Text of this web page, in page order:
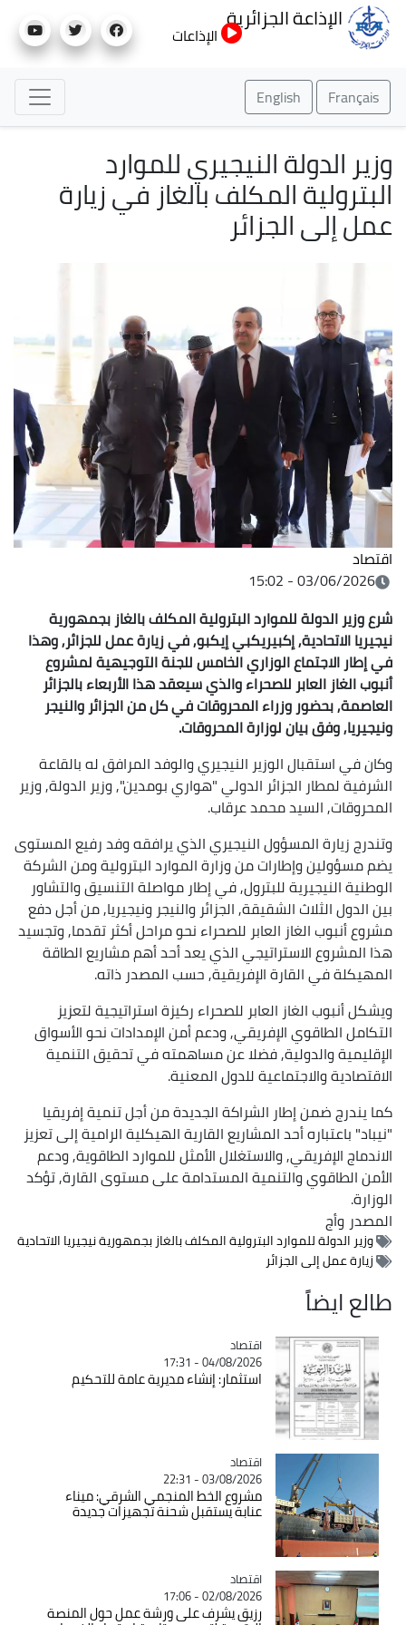
إلى
الإذاعة الجزائرية
الإذاعات
Français
English
وزير الدولة النيجيري للموارد
البترولية المكلف بالغاز في زيارة
عمل إلى الجزائر
اقتصاد
03/06/2026 - 15:02
شرع وزير الدولة للموارد البترولية المكلف بالغاز بجمهورية
نيجيريا الاتحادية, إكبيريكبي إيكبو, في زيارة عمل للجزائر, وهذا
في إطار الاجتماع الوزاري الخامس للجنة التوجيهية لمشروع
أنبوب الغاز العابر للصحراء والذي سيعقد هذا الأربعاء بالجزائر
العاصمة, بحضور وزراء المحروقات في كل من الجزائر والنيجر
ونيجيريا, وفق بيان لوزارة المحروقات.
وكان في استقبال الوزير النيجيري والوفد المرافق له بالقاعة
الشرفية لمطار الجزائر الدولي "هواري بومدين", وزير الدولة, وزير
المحروقات, السيد محمد عرقاب.
وتندرج زيارة المسؤول النيجيري الذي يرافقه وفد رفيع المستوى
يضم مسؤولين وإطارات من وزارة الموارد البترولية ومن الشركة
الوطنية النيجيرية للبترول, في إطار مواصلة التنسيق والتشاور
بين الدول الثلاث الشقيقة, الجزائر والنيجر ونيجيريا, من أجل دفع
مشروع أنبوب الغاز العابر للصحراء نحو مراحل أكثر تقدما, وتجسيد
هذا المشروع الاستراتيجي الذي يعد أحد أهم مشاريع الطاقة
المهيكلة في القارة الإفريقية, حسب المصدر ذاته.
ويشكل أنبوب الغاز العابر للصحراء ركيزة استراتيجية لتعزيز
التكامل الطاقوي الإفريقي, ودعم أمن الإمدادات نحو الأسواق
الإقليمية والدولية, فضلا عن مساهمته في تحقيق التنمية
الاقتصادية والاجتماعية للدول المعنية.
كما يندرج ضمن إطار الشراكة الجديدة من أجل تنمية إفريقيا
"نيباد" باعتباره أحد المشاريع القارية الهيكلية الرامية إلى تعزيز
الاندماج الإفريقي, والاستغلال الأمثل للموارد الطاقوية, ودعم
الأمن الطاقوي والتنمية المستدامة على مستوى القارة, تؤكد
الوزارة.
المصدروأج
وزير الدولة للموارد البترولية المكلف بالغاز بجمهورية نيجيريا الاتحادية
زيارة عمل إلى الجزائر
طالع ايضاً
Catégorie
اقتصاد
04/08/2026 - 17:31
استثمار: إنشاء مديرية عامة للتحكيم
Catégorie
اقتصاد
03/08/2026 - 22:31
مشروع الخط المنجمي الشرقي: ميناء
عنابة يستقبل شحنة تجهيزات جديدة
Catégorie
اقتصاد
02/08/2026 - 17:06
رزيق يشرف على ورشة عمل حول المنصة